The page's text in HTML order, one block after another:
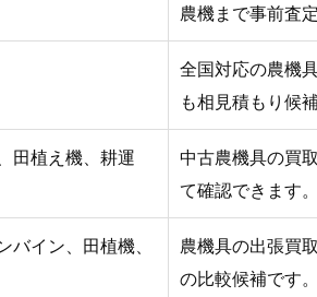
農機まで事前査
全国対応の農機
も相見積もり候
田植え機、耕運
中古農機具の買
て確認できます。
バイン、田植機、
農機具の出張買
の比較候補です。